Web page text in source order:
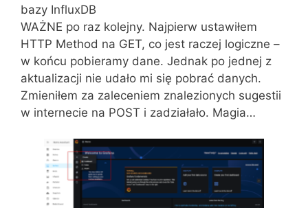
bazy InfluxDB
WAŻNE po raz kolejny. Najpierw ustawiłem
HTTP Method na GET, co jest raczej logiczne –
w końcu pobieramy dane. Jednak po jednej z
aktualizacji nie udało mi się pobrać danych.
Zmieniłem za zaleceniem znalezionych sugestii
w internecie na POST i zadziałało. Magia…